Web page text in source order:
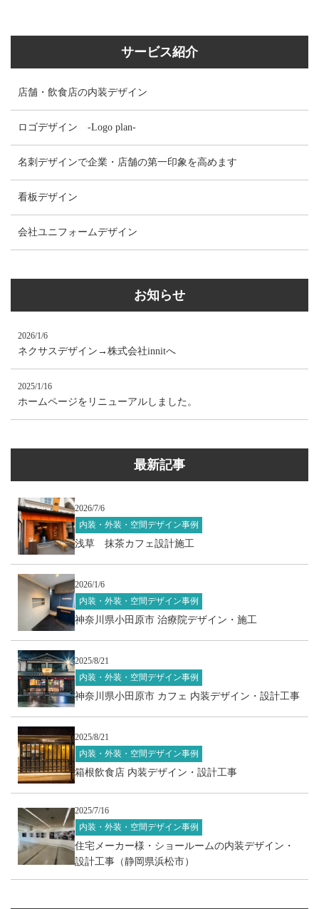
サービス紹介
店舗・飲食店の内装デザイン
ロゴデザイン -Logo plan-
名刺デザインで企業・店舗の第一印象を高めます
看板デザイン
会社ユニフォームデザイン
お知らせ
2026/1/6
ネクサスデザイン→株式会社innitへ
2025/1/16
ホームページをリニューアルしました。
最新記事
2026/7/6
内装・外装・空間デザイン事例
浅草 抹茶カフェ設計施工
2026/1/6
内装・外装・空間デザイン事例
神奈川県小田原市 治療院デザイン・施工
2025/8/21
内装・外装・空間デザイン事例
神奈川県小田原市 カフェ 内装デザイン・設計工事
2025/8/21
内装・外装・空間デザイン事例
箱根飲食店 内装デザイン・設計工事
2025/7/16
内装・外装・空間デザイン事例
住宅メーカー様・ショールームの内装デザイン・
設計工事（静岡県浜松市）